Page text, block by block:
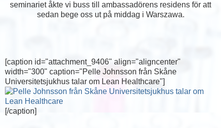
seminariet åkte vi buss till ambassadörens residens för att
sedan bege oss ut på middag i Warszawa.
[caption id="attachment_9406" align="aligncenter"
width="300" caption="Pelle Johnsson från Skåne
Universitetsjukhus talar om Lean Healthcare"]
[/caption]